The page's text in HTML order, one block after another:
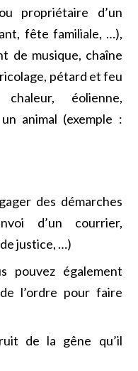
propriétaire d’un
fête familiale, …),
de musique, chaîne
pétard et feu
éolienne,
animal (exemple :
des démarches
d’un courrier,
justice, …)
pouvez également
l’ordre pour faire
de la gêne qu’il